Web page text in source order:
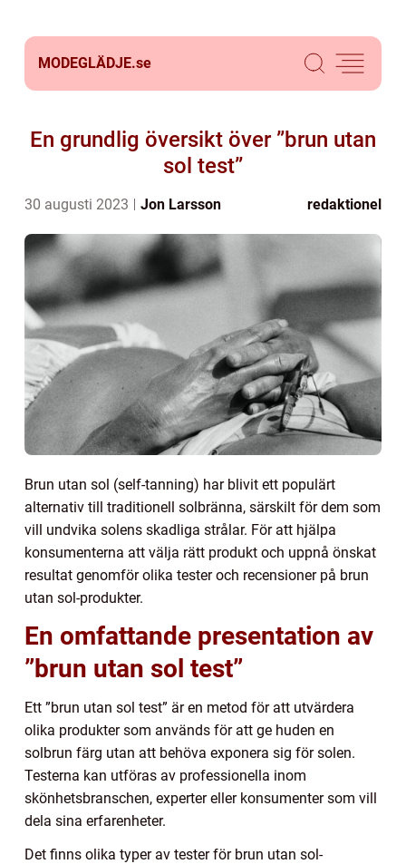
MODEGLÄDJE.se
En grundlig översikt över ”brun utan
sol test”
30 augusti 2023 Jon Larsson redaktionel
Brun utan sol (self-tanning) har blivit ett populärt
alternativ till traditionell solbränna, särskilt för dem som
vill undvika solens skadliga strålar. För att hjälpa
konsumenterna att välja rätt produkt och uppnå önskat
resultat genomför olika tester och recensioner på brun
utan sol-produkter.
En omfattande presentation av
”brun utan sol test”
Ett ”brun utan sol test” är en metod för att utvärdera
olika produkter som används för att ge huden en
solbrun färg utan att behöva exponera sig för solen.
Testerna kan utföras av professionella inom
skönhetsbranschen, experter eller konsumenter som vill
dela sina erfarenheter.
Det finns olika typer av tester för brun utan sol-